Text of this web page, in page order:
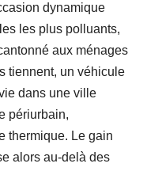
dynamique
les plus polluants,
aux ménages
tiennent, un véhicule
dans une ville
périurbain,
thermique. Le gain
alors au-delà des